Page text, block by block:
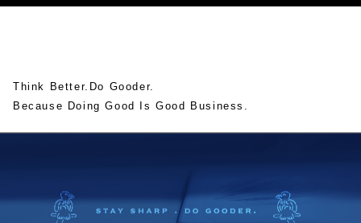
Think Better.Do Gooder.
Because Doing Good Is Good Business.